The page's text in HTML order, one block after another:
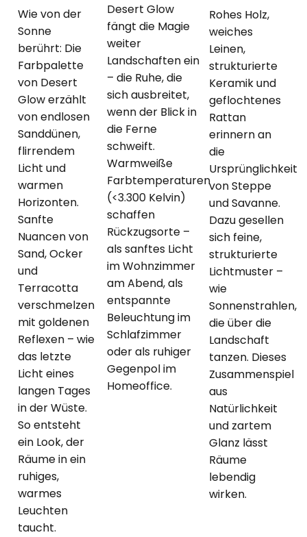
Wie von der
Sonne
berührt: Die
Farbpalette
von Desert
Glow erzählt
von endlosen
Sanddünen,
flirrendem
Licht und
warmen
Horizonten.
Sanfte
Nuancen von
Sand, Ocker
und
Terracotta
verschmelzen
mit goldenen
Reflexen – wie
das letzte
Licht eines
langen Tages
in der Wüste.
So entsteht
ein Look, der
Räume in ein
ruhiges,
warmes
Leuchten
taucht.
Desert Glow
fängt die Magie
weiter
Landschaften ein
– die Ruhe, die
sich ausbreitet,
wenn der Blick in
die Ferne
schweift.
Warmweiße
Farbtemperaturen
(<3.300 Kelvin)
schaffen
Rückzugsorte –
als sanftes Licht
im Wohnzimmer
am Abend, als
entspannte
Beleuchtung im
Schlafzimmer
oder als ruhiger
Gegenpol im
Homeoffice.
Rohes Holz,
weiches
Leinen,
strukturierte
Keramik und
geflochtenes
Rattan
erinnern an
die
Ursprünglichkeit
von Steppe
und Savanne.
Dazu gesellen
sich feine,
strukturierte
Lichtmuster –
wie
Sonnenstrahlen,
die über die
Landschaft
tanzen. Dieses
Zusammenspiel
aus
Natürlichkeit
und zartem
Glanz lässt
Räume
lebendig
wirken.